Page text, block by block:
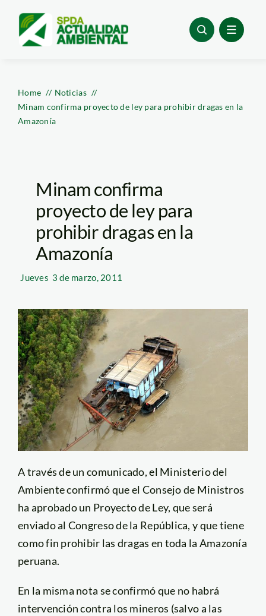
content
Home
Noticias
Minam confirma proyecto de ley para prohibir dragas en la
Amazonía
Minam confirma
proyecto de ley para
prohibir dragas en la
Amazonía
Jueves 3 de marzo, 2011
A través de un comunicado, el Ministerio del
Ambiente confirmó que el Consejo de Ministros
ha aprobado un Proyecto de Ley, que será
enviado al Congreso de la República, y que tiene
como fin prohibir las dragas en toda la Amazonía
peruana.
En la misma nota se confirmó que no habrá
intervención contra los mineros (salvo a las